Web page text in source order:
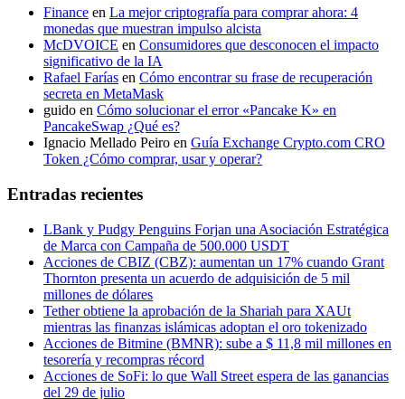
Finance en La mejor criptografía para comprar ahora: 4
monedas que muestran impulso alcista
McDVOICE en Consumidores que desconocen el impacto
significativo de la IA
Rafael Farías en Cómo encontrar su frase de recuperación
secreta en MetaMask
guido en Cómo solucionar el error «Pancake K» en
PancakeSwap ¿Qué es?
Ignacio Mellado Peiro en Guía Exchange Crypto.com CRO
Token ¿Cómo comprar, usar y operar?
Entradas recientes
LBank y Pudgy Penguins Forjan una Asociación Estratégica
de Marca con Campaña de 500.000 USDT
Acciones de CBIZ (CBZ): aumentan un 17% cuando Grant
Thornton presenta un acuerdo de adquisición de 5 mil
millones de dólares
Tether obtiene la aprobación de la Shariah para XAUt
mientras las finanzas islámicas adoptan el oro tokenizado
Acciones de Bitmine (BMNR): sube a $ 11,8 mil millones en
tesorería y recompras récord
Acciones de SoFi: lo que Wall Street espera de las ganancias
del 29 de julio